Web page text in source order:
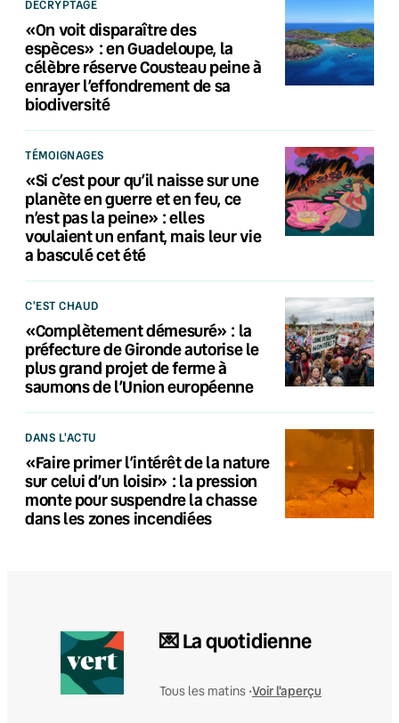
DÉCRYPTAGE
«On voit disparaître des
espèces» : en Guadeloupe, la
célèbre réserve Cousteau peine à
enrayer l’effondrement de sa
biodiversité
TÉMOIGNAGES
«Si c’est pour qu’il naisse sur une
planète en guerre et en feu, ce
n’est pas la peine» : elles
voulaient un enfant, mais leur vie
a basculé cet été
C'EST CHAUD
«Complètement démesuré» : la
préfecture de Gironde autorise le
plus grand projet de ferme à
saumons de l’Union européenne
DANS L'ACTU
«Faire primer l’intérêt de la nature
sur celui d’un loisir» : la pression
monte pour suspendre la chasse
dans les zones incendiées
💌 La quotidienne
Tous les matins •Voir l'aperçu